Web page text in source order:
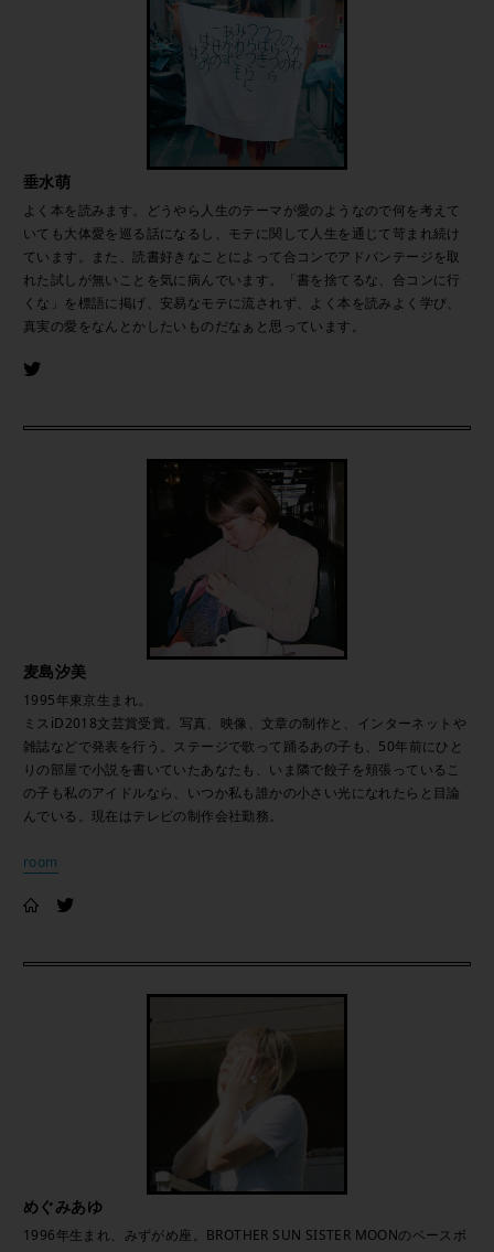
垂水萌
よく本を読みます。どうやら人生のテーマが愛のようなので何を考えて
いても大体愛を巡る話になるし、モテに関して人生を通じて苛まれ続け
ています。また、読書好きなことによって合コンでアドバンテージを取
れた試しが無いことを気に病んでいます。「書を捨てるな、合コンに行
くな」を標語に掲げ、安易なモテに流されず、よく本を読みよく学び、
真実の愛をなんとかしたいものだなぁと思っています。
麦島汐美
1995年東京生まれ。
ミスiD2018文芸賞受賞。写真、映像、文章の制作と、インターネットや
雑誌などで発表を行う。ステージで歌って踊るあの子も、50年前にひと
りの部屋で小説を書いていたあなたも、いま隣で餃子を頬張っているこ
の子も私のアイドルなら、いつか私も誰かの小さい光になれたらと目論
んでいる。現在はテレビの制作会社勤務。
room
めぐみあゆ
1996年生まれ、みずがめ座。BROTHER SUN SISTER MOONのベースボ